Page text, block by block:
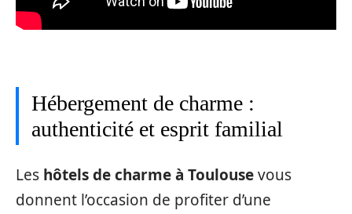
Hébergement de charme :
authenticité et esprit familial
Les hôtels de charme à Toulousevous
donnent l’occasion de profiter d’une